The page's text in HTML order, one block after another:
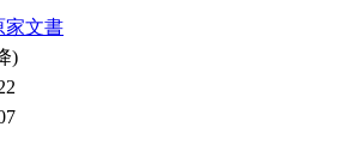
家文書
)